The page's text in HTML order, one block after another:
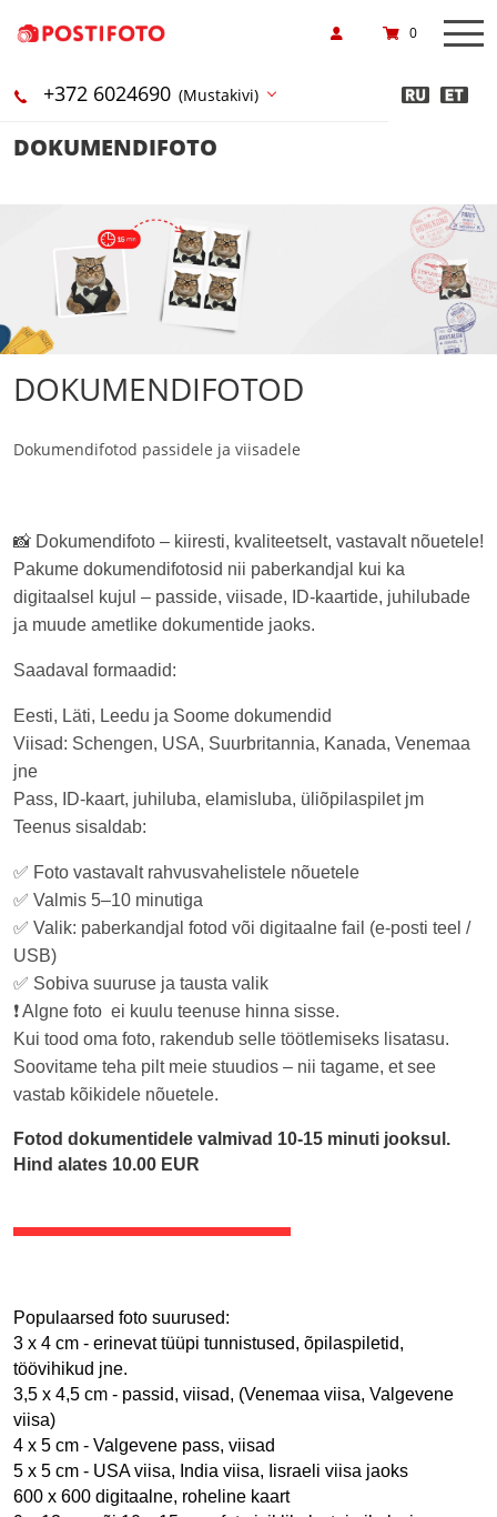
+372 6024690 (Mustakivi)
0
DOKUMENDIFOTO
DOKUMENDIFOTOD
Dokumendifotod passidele ja viisadele
📸 Dokumendifoto – kiiresti, kvaliteetselt, vastavalt nõuetele!
Pakume dokumendifotosid nii paberkandjal kui ka
digitaalsel kujul – passide, viisade, ID-kaartide, juhilubade
ja muude ametlike dokumentide jaoks.
Saadaval formaadid:
Eesti, Läti, Leedu ja Soome dokumendid
Viisad: Schengen, USA, Suurbritannia, Kanada, Venemaa
jne
Pass, ID-kaart, juhiluba, elamisluba, üliõpilaspilet jm
Teenus sisaldab:
✅ Foto vastavalt rahvusvahelistele nõuetele
✅ Valmis 5–10 minutiga
✅ Valik: paberkandjal fotod või digitaalne fail (e-posti teel /
USB)
✅ Sobiva suuruse ja tausta valik
❗️ Algne foto ei kuulu teenuse hinna sisse.
Kui tood oma foto, rakendub selle töötlemiseks lisatasu.
Soovitame teha pilt meie stuudios – nii tagame, et see
vastab kõikidele nõuetele.
Fotod dokumentidele valmivad 10-15 minuti jooksul.
Hind alates 10.00 EUR
Populaarsed foto suurused:
3 x 4 cm - erinevat tüüpi tunnistused, õpilaspiletid,
töövihikud jne.
3,5 x 4,5 cm - passid, viisad, (Venemaa viisa, Valgevene
viisa)
4 x 5 cm - Valgevene pass, viisad
5 x 5 cm - USA viisa, India viisa, Iisraeli viisa jaoks
600 x 600 digitaalne, roheline kaart